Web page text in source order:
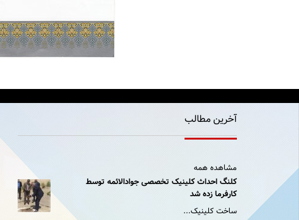
آخرین مطالب
مشاهده همه
کلنگ احداث کلینیک تخصصی جوادالائمه توسط
کارفرما زده شد
ساخت کلینیک...